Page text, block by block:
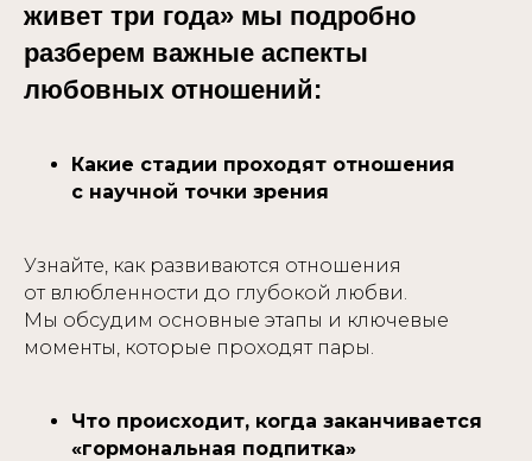
живет три года» мы подробно
разберем важные аспекты
любовных отношений:
Какие стадии проходят отношения
с научной точки зрения
Узнайте, как развиваются отношения
от влюбленности до глубокой любви.
Мы обсудим основные этапы и ключевые
моменты, которые проходят пары.
Что происходит, когда заканчивается
«гормональная подпитка»